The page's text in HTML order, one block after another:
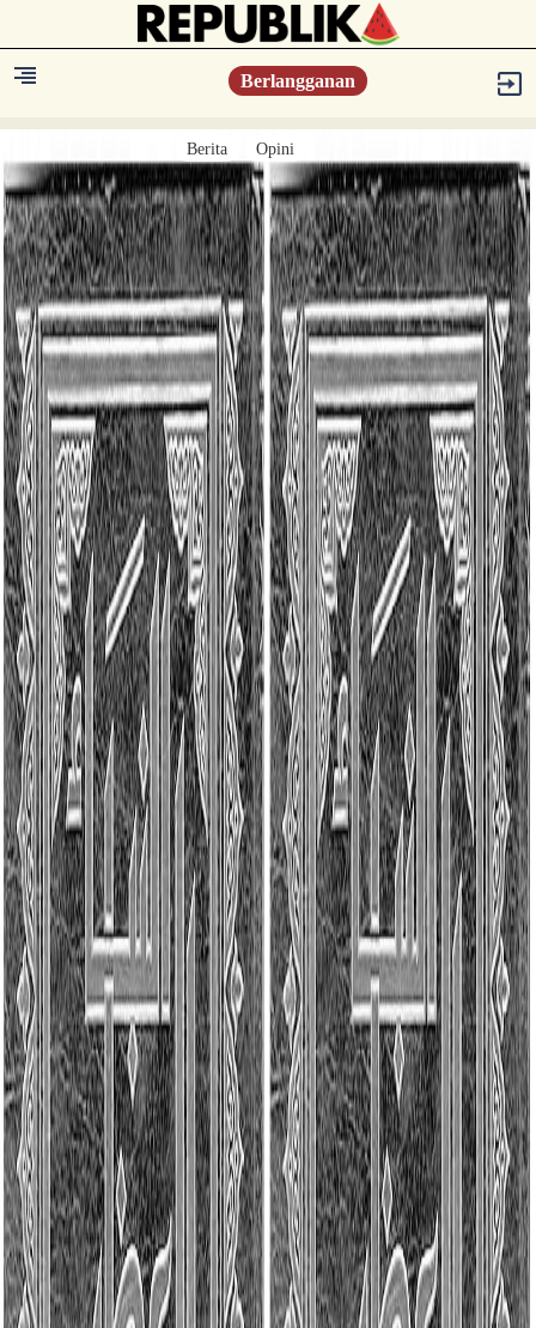
Berlangganan
Berita Opini
Berita
Islam Digest
Hikmah
Opini
Konsultasi Syariah
Resonansi
Sejarah
Lensa
Iqtishodia
Sastra
Literasi Umat